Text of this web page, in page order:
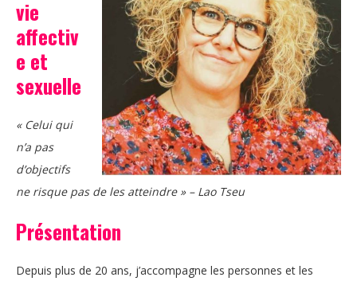
vie
affectiv
e et
sexuelle
« Celui qui
n’a pas
d’objectifs
ne risque pas de les atteindre » – Lao Tseu
Présentation
Depuis plus de 20 ans, j’accompagne les personnes et les